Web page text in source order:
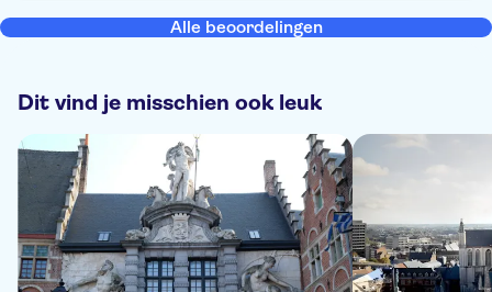
Alle beoordelingen
Dit vind je misschien ook leuk